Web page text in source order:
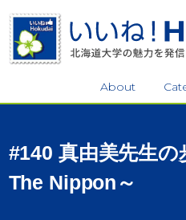
About
#140 真由美先生の
The Nippon～